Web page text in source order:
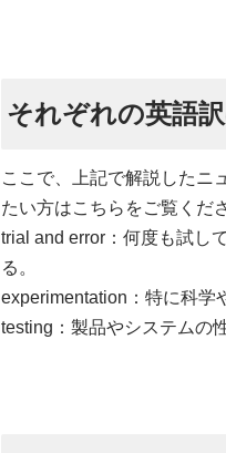
それぞれの英語
ここで、上記で解説したニ
たい方はこちらをご覧くだ
trial and error：何度も試し
る。
experimentation：特に科学
testing：製品やシステムの